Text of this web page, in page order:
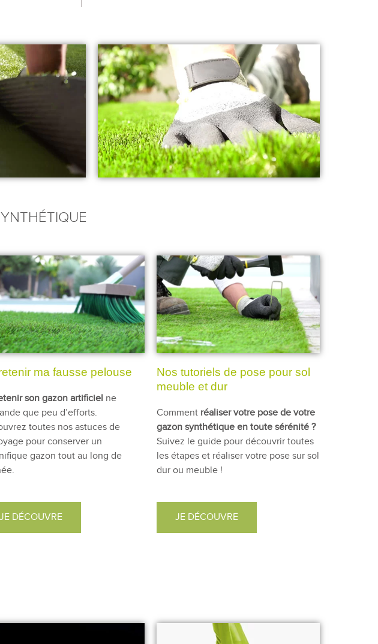
ma fausse pelouse
son gazon artificiel ne
que peu d’efforts.
toutes nos astuces de
pour conserver un
gazon tout au long de
JE DÉCOUVRE
Nos tutoriels de pose pour sol
meuble et dur
Comment réaliser votre pose de votre
gazon synthétique en toute sérénité ?
Suivez le guide pour découvrir toutes
les étapes et réaliser votre pose sur sol
dur ou meuble !
JE DÉCOUVRE